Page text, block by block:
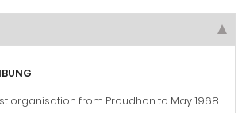
organisation from Proudhon to May 1968